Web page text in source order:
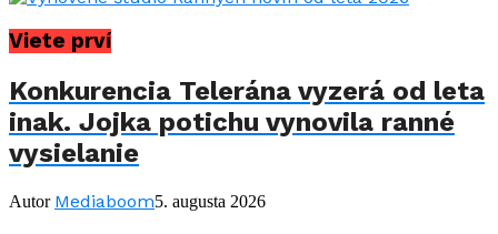
Viete prví
Konkurencia Telerána vyzerá od leta
inak. Jojka potichu vynovila ranné
vysielanie
Autor Mediaboom5. augusta 2026